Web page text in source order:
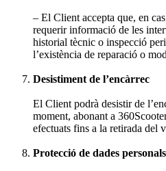
– El Client accepta que, en
requerir informació de les
historial tècnic o inspecció
l’existència de reparació o
Desistiment de l’encàrrec
El Client podrà desistir de
moment, abonant a
efectuats fins a la retirada del
Protecció de dades personals